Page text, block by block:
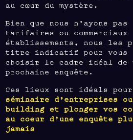
au cœur du mystère.
Bien que nous n’ayons pas
tarifaires ou commerciaux
établissements, nous les
titre indicatif pour vous
choisir le cadre idéal de
prochaine enquête.
Ces lieux sont idéals pour
séminaire d’entreprises
building et plonger vos
au coeur d’une enquête
jamais